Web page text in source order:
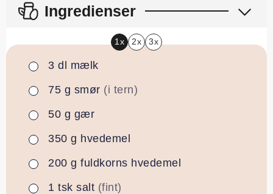
Ingredienser
1x 2x 3x
▢
3 dl mælk
▢
75 g smør (i tern)
▢
50 g gær
▢
350 g hvedemel
▢
200 g fuldkorns hvedemel
▢
1 tsk salt (fint)